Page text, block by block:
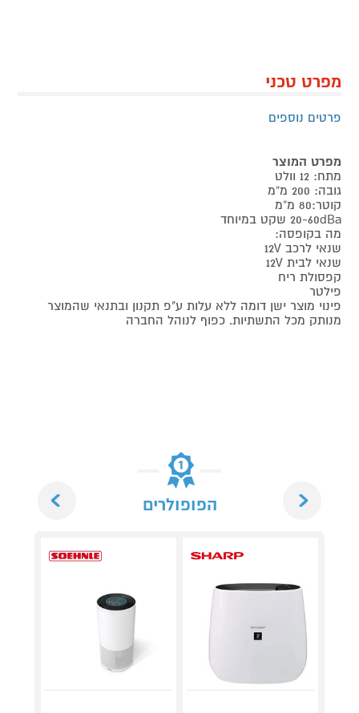
מפרט טכני
פרטים נוספים
מפרט המוצר
מתח: 12 וולט
גובה: 200 מ“מ
קוטר:80 מ“מ
20-60dBa שקט במיוחד
מה בקופסה:
שנאי לרכב 12V
שנאי לבית 12V
קפסולת ריח
פילטר
פינוי מוצר ישן דומה ללא עלות ע"פ תקנון ובתנאי שהמוצר
מנותק מכל התשתיות. כפוף לנוהל החברה
הפופולרים